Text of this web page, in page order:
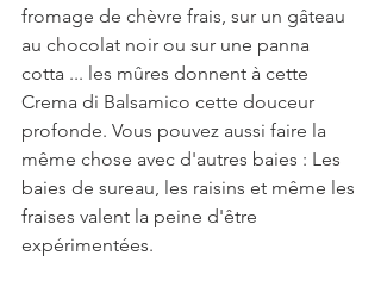
fromage de chèvre frais, sur un gâteau
au chocolat noir ou sur une panna
cotta ... les mûres donnent à cette
Crema di Balsamico cette douceur
profonde. Vous pouvez aussi faire la
même chose avec d'autres baies : Les
baies de sureau, les raisins et même les
fraises valent la peine d'être
expérimentées.